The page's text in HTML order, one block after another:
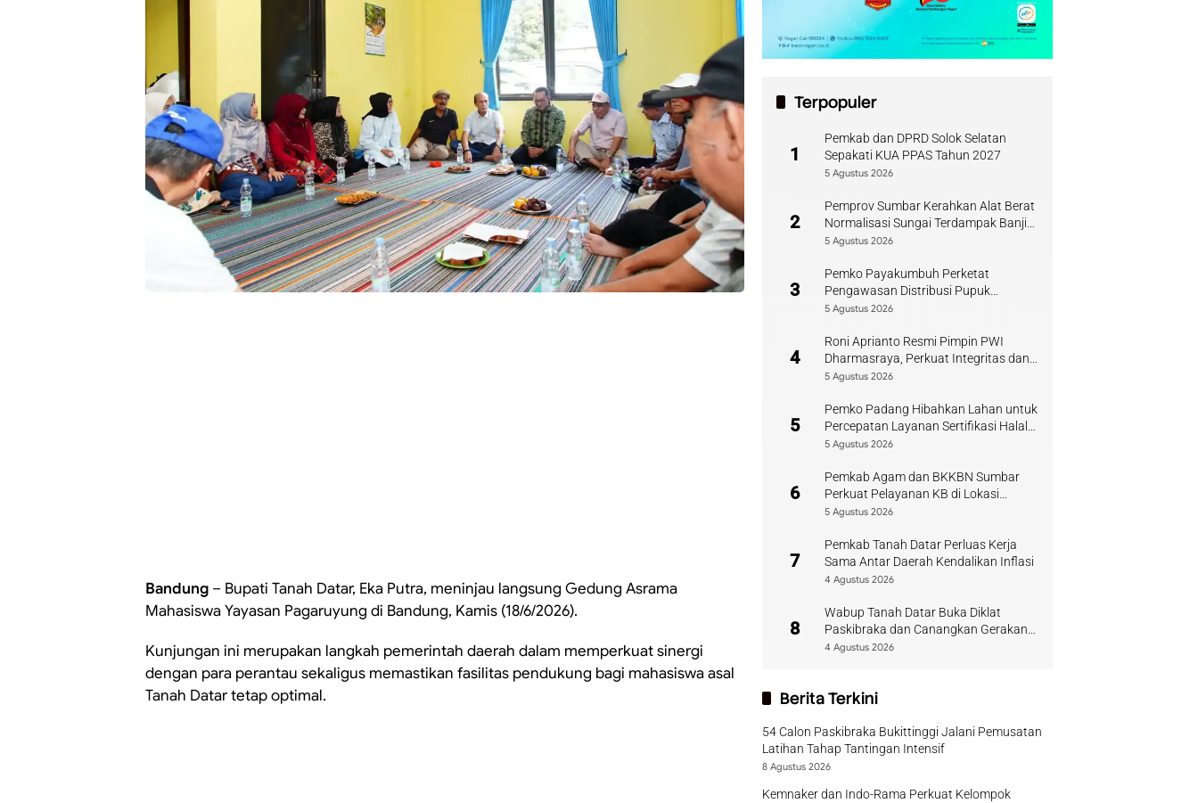
Bandung – Bupati Tanah Datar, Eka Putra, meninjau langsung Gedung Asrama
Mahasiswa Yayasan Pagaruyung di Bandung, Kamis (18/6/2026).
Kunjungan ini merupakan langkah pemerintah daerah dalam memperkuat sinergi
dengan para perantau sekaligus memastikan fasilitas pendukung bagi mahasiswa asal
Tanah Datar tetap optimal.
Terpopuler
1
Pemkab dan DPRD Solok Selatan
Sepakati KUA PPAS Tahun 2027
5 Agustus 2026
2
Pemprov Sumbar Kerahkan Alat Berat
Normalisasi Sungai Terdampak Banjir
Kuranji
5 Agustus 2026
3
Pemko Payakumbuh Perketat
Pengawasan Distribusi Pupuk
Bersubsidi bagi Petani Lokal
5 Agustus 2026
4
Roni Aprianto Resmi Pimpin PWI
Dharmasraya, Perkuat Integritas dan
Kompetensi Jurnalis
5 Agustus 2026
5
Pemko Padang Hibahkan Lahan untuk
Percepatan Layanan Sertifikasi Halal
di Sumbar
5 Agustus 2026
6
Pemkab Agam dan BKKBN Sumbar
Perkuat Pelayanan KB di Lokasi
Bencana
5 Agustus 2026
7
Pemkab Tanah Datar Perluas Kerja
Sama Antar Daerah Kendalikan Inflasi
4 Agustus 2026
8
Wabup Tanah Datar Buka Diklat
Paskibraka dan Canangkan Gerakan
Bendera
4 Agustus 2026
Berita Terkini
54 Calon Paskibraka Bukittinggi Jalani Pemusatan
Latihan Tahap Tantingan Intensif
8 Agustus 2026
Kemnaker dan Indo-Rama Perkuat Kelompok